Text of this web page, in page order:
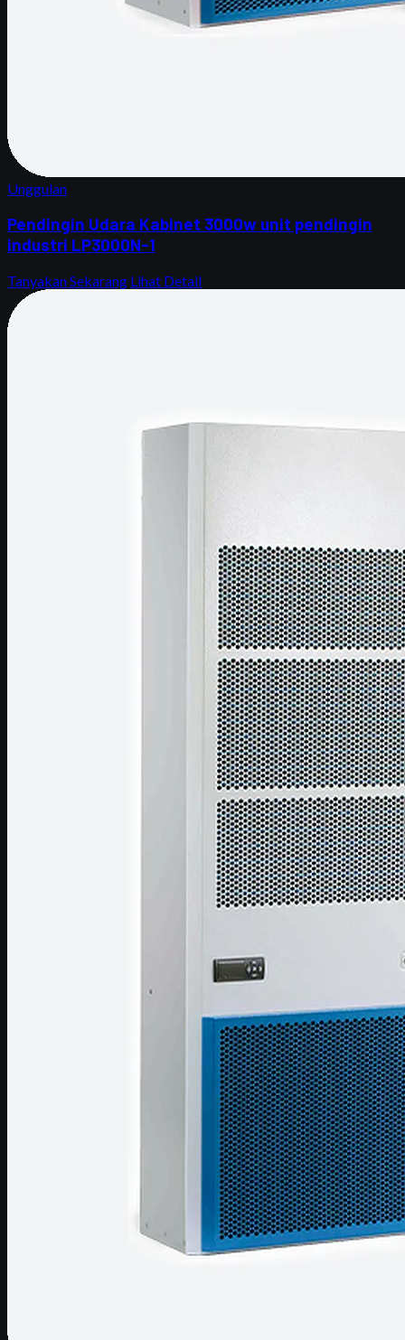
Unggulan
Pendingin Udara Kabinet 3000w unit pendingin
industri LP3000N-1
Tanyakan Sekarang Lihat Detail